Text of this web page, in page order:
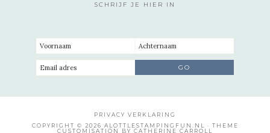
SCHRIJF JE HIER IN
PRIVACY VERKLARING
COPYRIGHT © 2026 ALOTTLESTAMPINGFUN.NL · THEME
CUSTOMISATION BY CATHERINE CARROLL